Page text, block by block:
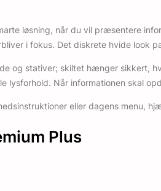
løsning, når du vil præsentere
i fokus. Det diskrete hvide look
og stativer; skiltet hænger sikkert,
lysforhold. Når informationen skal
eller dagens menu,
Plus